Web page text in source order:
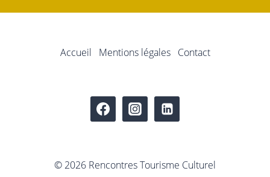
Accueil Mentions légales Contact
© 2026 Rencontres Tourisme Culturel